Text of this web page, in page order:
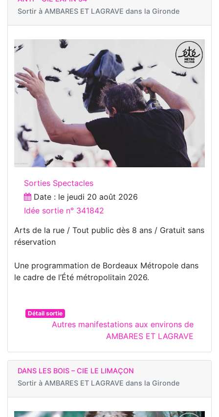
Sortir à AMBARES ET LAGRAVE dans la Gironde
Sorties Spectacles
Date : le jeudi 20 août 2026
Idée sortie n° 341842
Arts de la rue / Tout public dès 8 ans / Gratuit sans
réservation
Une programmation de Bordeaux Métropole dans
le cadre de l’Été métropolitain 2026.
Détail sortie
Autres manifestations aux environs de
AMBARES ET LAGRAVE
DANS LES BOIS – CIE LE LIMAÇON
Sortir à AMBARES ET LAGRAVE dans la Gironde